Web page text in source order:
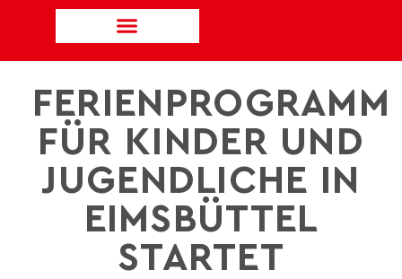
FERIENPROGRAMM
FÜR KINDER UND
JUGENDLICHE IN
EIMSBÜTTEL
STARTET